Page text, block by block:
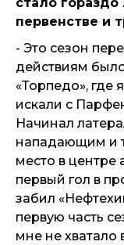
первенстве и
- Это сезон
действиям
«Торпедо», где
искали с
Начинал
нападающим и
место в центре
первый гол в
забил
первую часть
мне не хватало